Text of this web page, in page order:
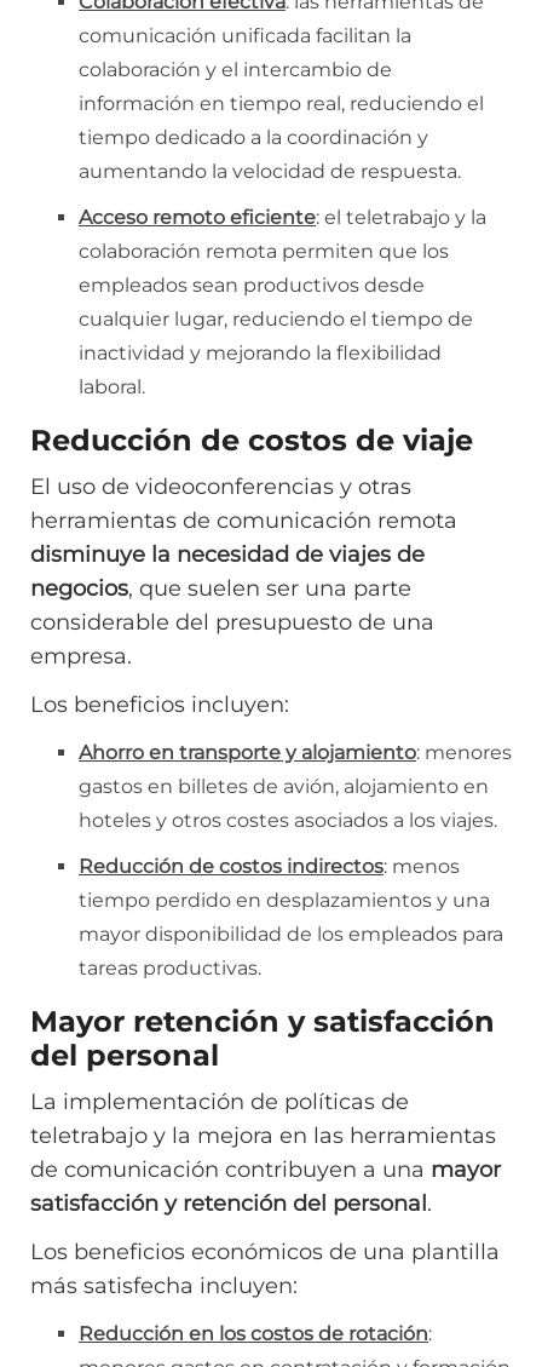
comunicación unificada facilitan la
colaboración y el intercambio de
información en tiempo real, reduciendo el
tiempo dedicado a la coordinación y
aumentando la velocidad de respuesta.
Acceso remoto eficiente: el teletrabajo y la
colaboración remota permiten que los
empleados sean productivos desde
cualquier lugar, reduciendo el tiempo de
inactividad y mejorando la flexibilidad
laboral.
Reducción de costos de viaje
El uso de videoconferencias y otras
herramientas de comunicación remota
disminuye la necesidad de viajes de
negocios, que suelen ser una parte
considerable del presupuesto de una
empresa.
Los beneficios incluyen:
Ahorro en transporte y alojamiento: menores
gastos en billetes de avión, alojamiento en
hoteles y otros costes asociados a los viajes.
Reducción de costos indirectos: menos
tiempo perdido en desplazamientos y una
mayor disponibilidad de los empleados para
tareas productivas.
Mayor retención y satisfacción
del personal
La implementación de políticas de
teletrabajo y la mejora en las herramientas
de comunicación contribuyen a una mayor
satisfacción y retención del personal .
Los beneficios económicos de una plantilla
más satisfecha incluyen:
Reducción en los costos de rotación: